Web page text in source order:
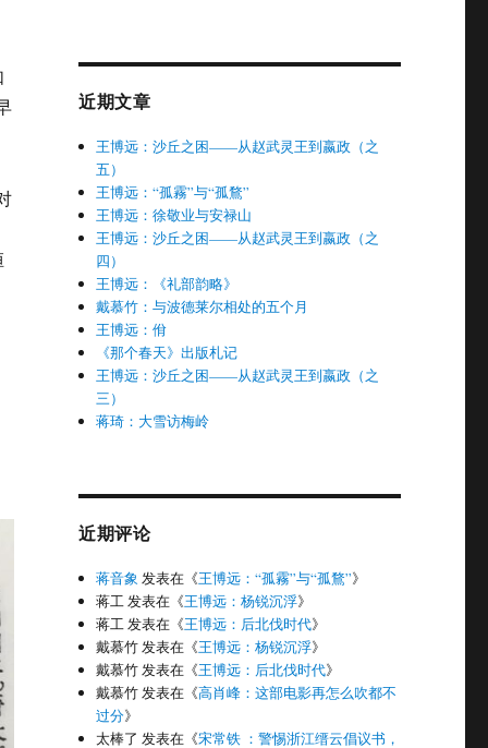
近期文章
王博远：沙丘之困——从赵武灵王到嬴政（之
五）
王博远：“孤霧”与“孤鶩”
王博远：徐敬业与安禄山
王博远：沙丘之困——从赵武灵王到嬴政（之
四）
王博远：《礼部韵略》
戴慕竹：与波德莱尔相处的五个月
王博远：佾
《那个春天》出版札记
王博远：沙丘之困——从赵武灵王到嬴政（之
三）
蒋琦：大雪访梅岭
近期评论
蒋音象 发表在《王博远：“孤霧”与“孤鶩”》
蒋工发表在《王博远：杨锐沉浮》
蒋工发表在《王博远：后北伐时代》
戴慕竹发表在《王博远：杨锐沉浮》
戴慕竹发表在《王博远：后北伐时代》
戴慕竹发表在《高肖峰：这部电影再怎么吹都不
过分》
太棒了 发表在《宋常铁 ：警惕浙江缙云倡议书，